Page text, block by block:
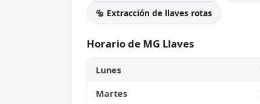
🔩 Extracción de llaves rotas
Horario de MG Llaves
Lunes
Martes